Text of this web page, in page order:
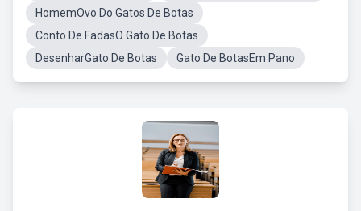
HomemOvo Do Gatos De Botas
Conto De FadasO Gato De Botas
DesenharGato De Botas
Gato De BotasEm Pano